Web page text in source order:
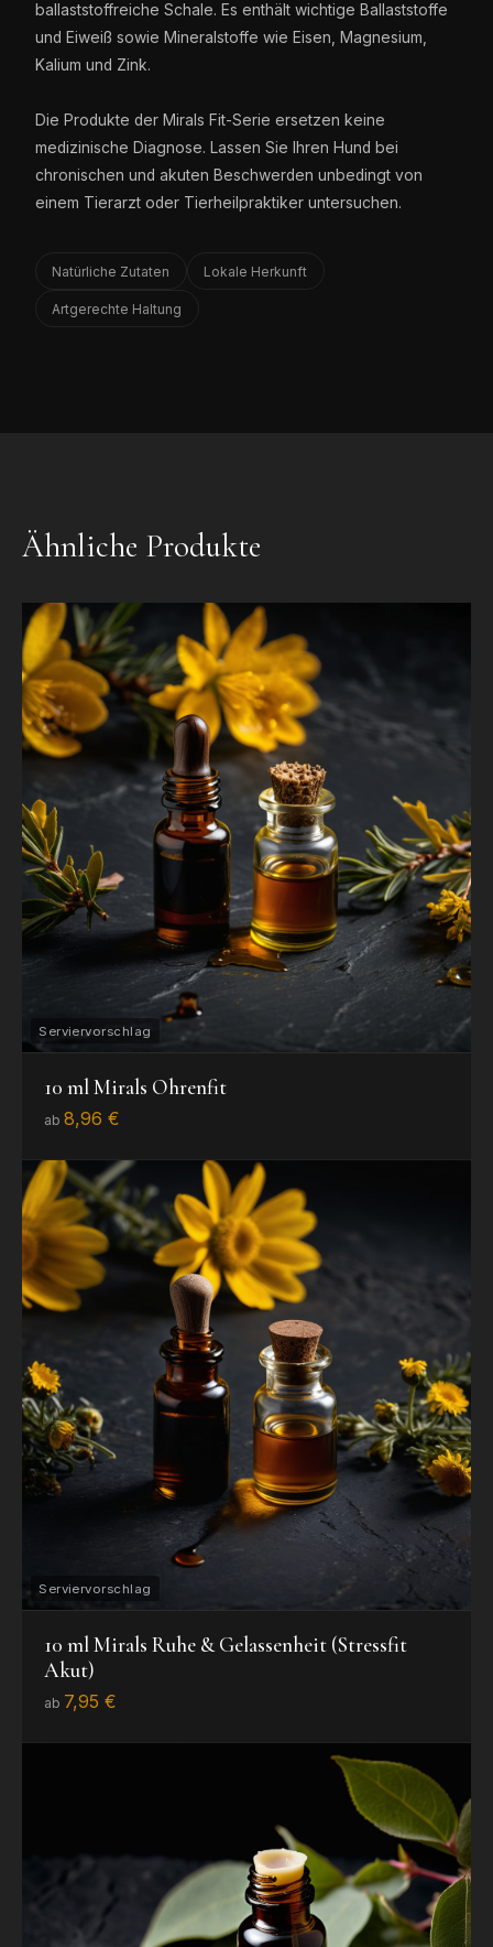
ballaststoffreiche Schale. Es enthält wichtige Ballaststoffe
und Eiweiß sowie Mineralstoffe wie Eisen, Magnesium,
Kalium und Zink.
Die Produkte der Mirals Fit-Serie ersetzen keine
medizinische Diagnose. Lassen Sie Ihren Hund bei
chronischen und akuten Beschwerden unbedingt von
einem Tierarzt oder Tierheilpraktiker untersuchen.
Natürliche Zutaten Lokale Herkunft
Artgerechte Haltung
Ähnliche Produkte
10 ml Mirals Ohrenfit
ab 8,96 €
10 ml Mirals Ruhe & Gelassenheit (Stressfit
Akut)
ab 7,95 €